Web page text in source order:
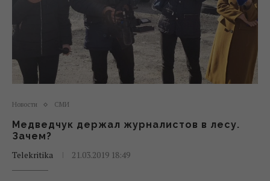
Новости СМИ
Медведчук держал журналистов в лесу.
Зачем?
Telekritika
21.03.2019 18:49